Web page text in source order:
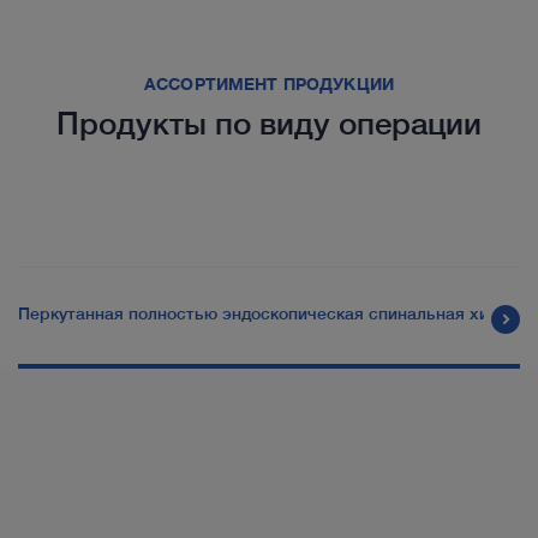
АССОРТИМЕНТ ПРОДУКЦИИ
Продукты по виду операции
Перкутанная полностью эндоскопическая спинальная